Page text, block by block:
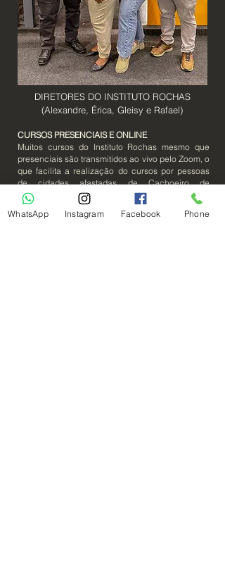
DIRETORES DO INSTITUTO ROCHAS
(Alexandre, Érica, Gleisy e Rafael)
CURSOS PRESENCIAIS E ONLINE
Muitos cursos do Instituto Rochas mesmo que
presenciais são transmitidos ao vivo pelo Zoom, o
que facilita a realização do cursos por pessoas
de cidades afastadas de Cachoeiro de
Itapemirim. E isso não impede a interação do
aluno no momento da aula, já que possuimos um
sistema multimídia que favorece a interação dos
WhatsApp Instagram Facebook Phone